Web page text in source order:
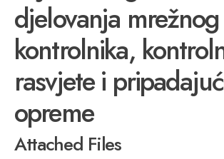
djelovanja mrežnog
kontrolnika,
rasvjete i
opreme
Attached Files